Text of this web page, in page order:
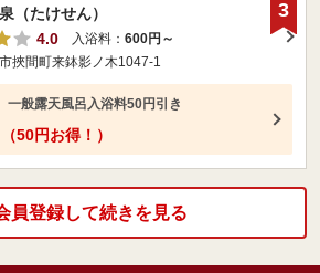
（たけせん）
4.0
入浴料： 600円～
挾間町来鉢影ノ木1047-1
一般露天風呂入浴料50円引き
50円お得！）
3
員登録して続きを見る